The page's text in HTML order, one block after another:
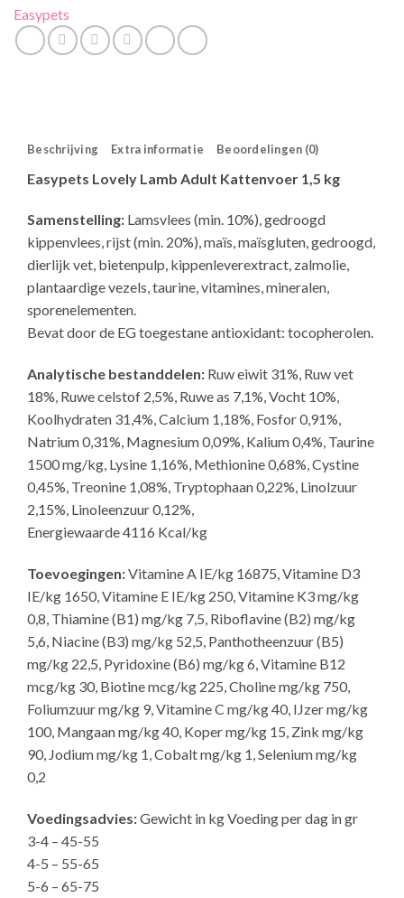
Easypets
Beschrijving Extra informatie Beoordelingen (0)
Easypets Lovely Lamb Adult Kattenvoer 1,5 kg
Samenstelling: Lamsvlees (min. 10%), gedroogd
kippenvlees, rijst (min. 20%), maïs, maïsgluten, gedroogd,
dierlijk vet, bietenpulp, kippenleverextract, zalmolie,
plantaardige vezels, taurine, vitamines, mineralen,
sporenelementen.
Bevat door de EG toegestane antioxidant: tocopherolen.
Analytische bestanddelen: Ruw eiwit 31%, Ruw vet
18%, Ruwe celstof 2,5%, Ruwe as 7,1%, Vocht 10%,
Koolhydraten 31,4%, Calcium 1,18%, Fosfor 0,91%,
Natrium 0,31%, Magnesium 0,09%, Kalium 0,4%, Taurine
1500 mg/kg, Lysine 1,16%, Methionine 0,68%, Cystine
0,45%, Treonine 1,08%, Tryptophaan 0,22%, Linolzuur
2,15%, Linoleenzuur 0,12%,
Energiewaarde 4116 Kcal/kg
Toevoegingen:Vitamine A IE/kg 16875, Vitamine D3
IE/kg 1650, Vitamine E IE/kg 250, Vitamine K3 mg/kg
0,8, Thiamine (B1) mg/kg 7,5, Riboflavine (B2) mg/kg
5,6, Niacine (B3) mg/kg 52,5, Panthotheenzuur (B5)
mg/kg 22,5, Pyridoxine (B6) mg/kg 6, Vitamine B12
mcg/kg 30, Biotine mcg/kg 225, Choline mg/kg 750,
Foliumzuur mg/kg 9, Vitamine C mg/kg 40, IJzer mg/kg
100, Mangaan mg/kg 40, Koper mg/kg 15, Zink mg/kg
90, Jodium mg/kg 1, Cobalt mg/kg 1, Selenium mg/kg
0,2
Voedingsadvies:Gewicht in kg Voeding per dag in gr
3-4 – 45-55
4-5 – 55-65
5-6 – 65-75